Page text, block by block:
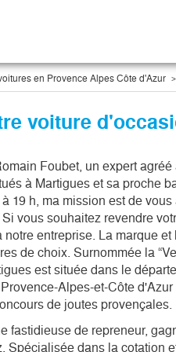
en Provence Alpes Côte d'Azur
voiture
Foubet, un expert
à Martigues et sa proche
19 h, ma mission est de
vous souhaitez revendre
notre entreprise. La marque
de choix. Surnommée la
est située dans le
Alpes-et-Côte
de joutes provençales.
fastidieuse de repreneur,
Spécialisée dans la cotation